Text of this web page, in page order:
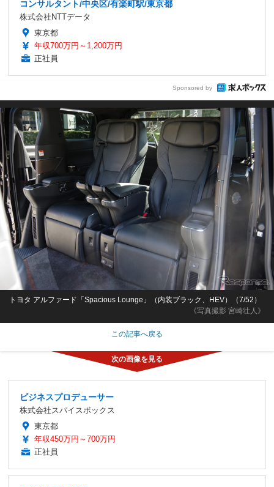
コンサルタント/中央区/有楽町駅/東京都
株式会社NTTデータ
東京都
年収700万円～1,200万円
正社員
Sponsored by
《写真撮影 宮崎壮人》
トヨタ アルファード「Spacious Lounge」（内装ブラック、HEV）（7/52）
この記事へ戻る
ビジネスプロデューサー
株式会社スパイスボックス
東京都
年収450万円～700万円
正社員